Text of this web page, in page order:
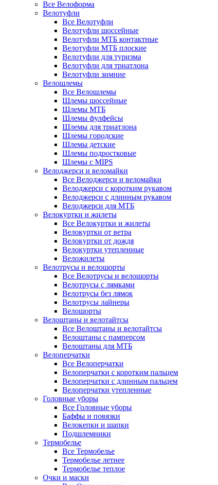
Все Велоформа
Велотуфли
Все Велотуфли
Велотуфли шоссейные
Велотуфли МТБ контактные
Велотуфли МТБ плоские
Велотуфли для туризма
Велотуфли для триатлона
Велотуфли зимние
Велошлемы
Все Велошлемы
Шлемы шоссейные
Шлемы МТБ
Шлемы фулфейсы
Шлемы для триатлона
Шлемы городские
Шлемы детские
Шлемы подростковые
Шлемы с MIPS
Велоджерси и веломайки
Все Велоджерси и веломайки
Велоджерси с коротким рукавом
Велоджерси с длинным рукавом
Велоджерси для МТБ
Велокуртки и жилеты
Все Велокуртки и жилеты
Велокуртки от ветра
Велокуртки от дождя
Велокуртки утепленные
Веложилеты
Велотрусы и велошорты
Все Велотрусы и велошорты
Велотрусы с лямками
Велотрусы без лямок
Велотрусы лайнеры
Велошорты
Велоштаны и велотайтсы
Все Велоштаны и велотайтсы
Велоштаны с памперсом
Велоштаны для МТБ
Велоперчатки
Все Велоперчатки
Велоперчатки с коротким пальцем
Велоперчатки с длинным пальцем
Велоперчатки утепленные
Головные уборы
Все Головные уборы
Баффы и повязки
Велокепки и шапки
Подшлемники
Термобелье
Все Термобелье
Термобелье летнее
Термобелье теплое
Очки и маски